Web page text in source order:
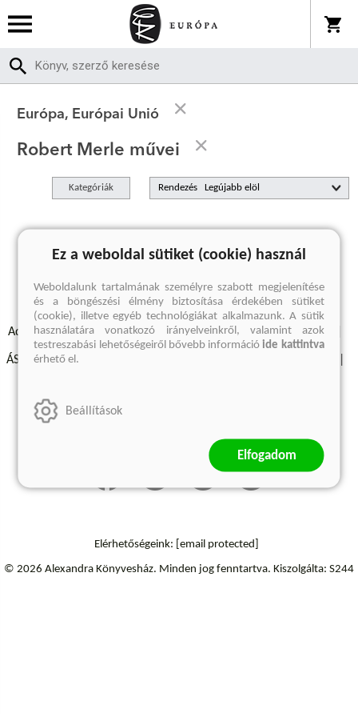
Európa, Európai Unió
Robert Merle művei
Kategóriák Rendezés
A keresett kifejezésre nincs találat
Adatvédelmi szabályzatok Elállási felmondási nyilatkozat
ÁSZF - Vásárlási feltételek
Szállítási információk
Elérhetőségeink: [email protected]
© 2026 Alexandra Könyvesház. Minden jog fenntartva. Kiszolgálta: S244
Ez a weboldal sütiket (cookie) használ
Weboldalunk tartalmának személyre szabott megjelenítése
és a böngészési élmény biztosítása érdekében sütiket
(cookie), illetve egyéb technológiákat alkalmazunk. A sütik
használatára vonatkozó irányelveinkről, valamint azok
testreszabási lehetőségeiről bővebb információide kattintva
érhető el.
Beállítások
Elfogadom